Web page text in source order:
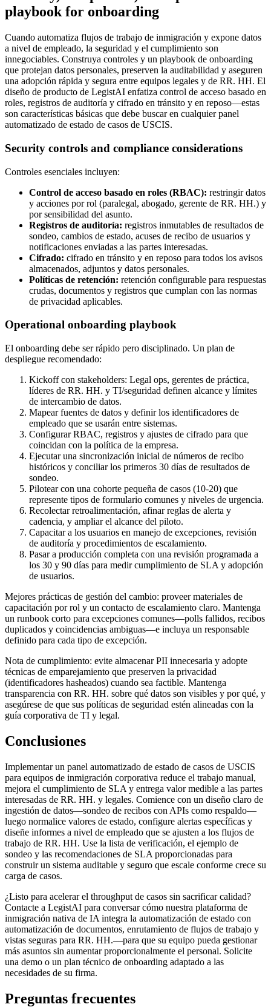
playbook for onboarding
Cuando automatiza flujos de trabajo de inmigración y expone datos
a nivel de empleado, la seguridad y el cumplimiento son
innegociables. Construya controles y un playbook de onboarding
que protejan datos personales, preserven la auditabilidad y aseguren
una adopción rápida y segura entre equipos legales y de RR. HH. El
diseño de producto de LegistAI enfatiza control de acceso basado en
roles, registros de auditoría y cifrado en tránsito y en reposo—estas
son características básicas que debe buscar en cualquier panel
automatizado de estado de casos de USCIS.
Security controls and compliance considerations
Controles esenciales incluyen:
Control de acceso basado en roles (RBAC): restringir datos
y acciones por rol (paralegal, abogado, gerente de RR. HH.) y
por sensibilidad del asunto.
Registros de auditoría: registros inmutables de resultados de
sondeo, cambios de estado, acuses de recibo de usuarios y
notificaciones enviadas a las partes interesadas.
Cifrado: cifrado en tránsito y en reposo para todos los avisos
almacenados, adjuntos y datos personales.
Políticas de retención: retención configurable para respuestas
crudas, documentos y registros que cumplan con las normas
de privacidad aplicables.
Operational onboarding playbook
El onboarding debe ser rápido pero disciplinado. Un plan de
despliegue recomendado:
Kickoff con stakeholders: Legal ops, gerentes de práctica,
líderes de RR. HH. y TI/seguridad definen alcance y límites
de intercambio de datos.
Mapear fuentes de datos y definir los identificadores de
empleado que se usarán entre sistemas.
Configurar RBAC, registros y ajustes de cifrado para que
coincidan con la política de la empresa.
Ejecutar una sincronización inicial de números de recibo
históricos y conciliar los primeros 30 días de resultados de
sondeo.
Pilotear con una cohorte pequeña de casos (10-20) que
represente tipos de formulario comunes y niveles de urgencia.
Recolectar retroalimentación, afinar reglas de alerta y
cadencia, y ampliar el alcance del piloto.
Capacitar a los usuarios en manejo de excepciones, revisión
de auditoría y procedimientos de escalamiento.
Pasar a producción completa con una revisión programada a
los 30 y 90 días para medir cumplimiento de SLA y adopción
de usuarios.
Mejores prácticas de gestión del cambio: proveer materiales de
capacitación por rol y un contacto de escalamiento claro. Mantenga
un runbook corto para excepciones comunes—polls fallidos, recibos
duplicados y coincidencias ambiguas—e incluya un responsable
definido para cada tipo de excepción.
Nota de cumplimiento: evite almacenar PII innecesaria y adopte
técnicas de emparejamiento que preserven la privacidad
(identificadores hasheados) cuando sea factible. Mantenga
transparencia con RR. HH. sobre qué datos son visibles y por qué, y
asegúrese de que sus políticas de seguridad estén alineadas con la
guía corporativa de TI y legal.
Conclusiones
Implementar un panel automatizado de estado de casos de USCIS
para equipos de inmigración corporativa reduce el trabajo manual,
mejora el cumplimiento de SLA y entrega valor medible a las partes
interesadas de RR. HH. y legales. Comience con un diseño claro de
ingestión de datos—sondeo de recibos con APIs como respaldo—
luego normalice valores de estado, configure alertas específicas y
diseñe informes a nivel de empleado que se ajusten a los flujos de
trabajo de RR. HH. Use la lista de verificación, el ejemplo de
sondeo y las recomendaciones de SLA proporcionadas para
construir un sistema auditable y seguro que escale conforme crece su
carga de casos.
¿Listo para acelerar el throughput de casos sin sacrificar calidad?
Contacte a LegistAI para conversar cómo nuestra plataforma de
inmigración nativa de IA integra la automatización de estado con
automatización de documentos, enrutamiento de flujos de trabajo y
vistas seguras para RR. HH.—para que su equipo pueda gestionar
más asuntos sin aumentar proporcionalmente el personal. Solicite
una demo o un plan técnico de onboarding adaptado a las
necesidades de su firma.
Preguntas frecuentes